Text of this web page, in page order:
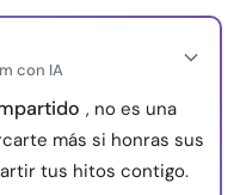
con IA
, no es una
más si honras sus
tus hitos contigo.